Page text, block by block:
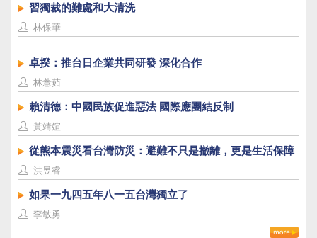
習獨裁的難處和大清洗
林保華
卓揆：推台日企業共同研發 深化合作
林薏茹
賴清德：中國民族促進惡法 國際應團結反制
黃靖媗
從熊本震災看台灣防災：避難不只是撤離，更是生活保障
洪昱睿
如果一九四五年八一五台灣獨立了
李敏勇